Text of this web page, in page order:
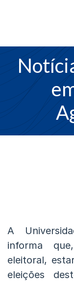
A
informa
eleitoral,
eleições